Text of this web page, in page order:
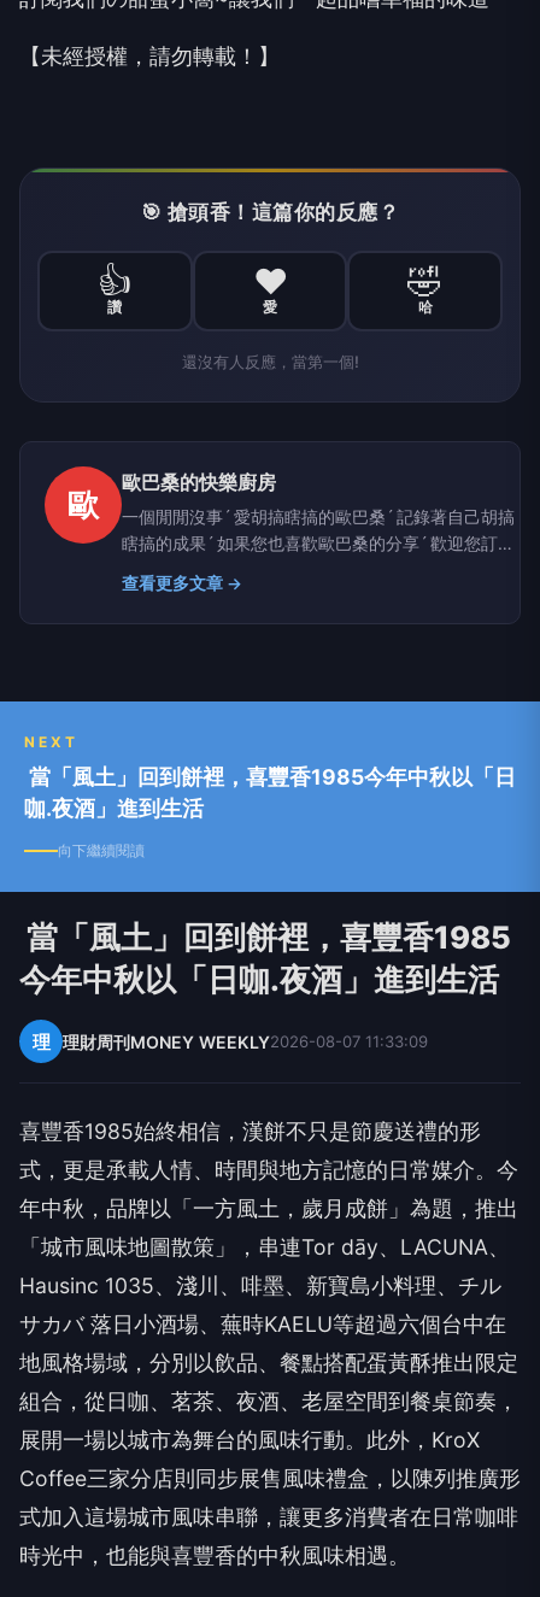
【未經授權，請勿轉載！】
🎯 搶頭香！這篇你的反應？
👍
讚
❤️
愛
🤣
哈
還沒有人反應，當第一個!
歐
歐巴桑的快樂廚房
一個閒閒沒事ˊ 愛胡搞瞎搞的歐巴桑ˊ 記錄著自己胡搞
瞎搞的成果ˊ 如果您也喜歡歐巴桑的分享ˊ 歡迎您訂閱
我們の甜蜜小窩~讓我們一起品嚐幸福的味道^^
http://aap123452001.pixnet.net/blog｜歡迎按讚
加入粉絲行列：
aap123452001@yahoo.com.tw
查看更多文章 →
NEXT
當「風土」回到餅裡，喜豐香1985今年中秋以「日
咖.夜酒」進到生活
向下繼續閱讀
當「風土」回到餅裡，喜豐香1985
今年中秋以「日咖.夜酒」進到生活
理 理財周刊MONEY WEEKLY2026-08-07 11:33:09
喜豐香1985始終相信，漢餅不只是節慶送禮的形
式，更是承載人情、時間與地方記憶的日常媒介。今
年中秋，品牌以「一方風土，歲月成餅」為題，推出
「城市風味地圖散策」，串連Tor dāy、 LACUNA、
Hausinc 1035、淺川、啡墨、新寶島小料理、チル
サカバ 落日小酒場、蕪時KAELU等超過六個台中在
地風格場域，分別以飲品、餐點搭配蛋黃酥推出限定
組合，從日咖、茗茶、夜酒、老屋空間到餐桌節奏，
展開一場以城市為舞台的風味行動。此外， KroX
Coffee三家分店則同步展售風味禮盒，以陳列推廣形
式加入這場城市風味串聯，讓更多消費者在日常咖啡
時光中，也能與喜豐香的中秋風味相遇。